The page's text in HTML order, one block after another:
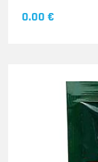
0.00 €